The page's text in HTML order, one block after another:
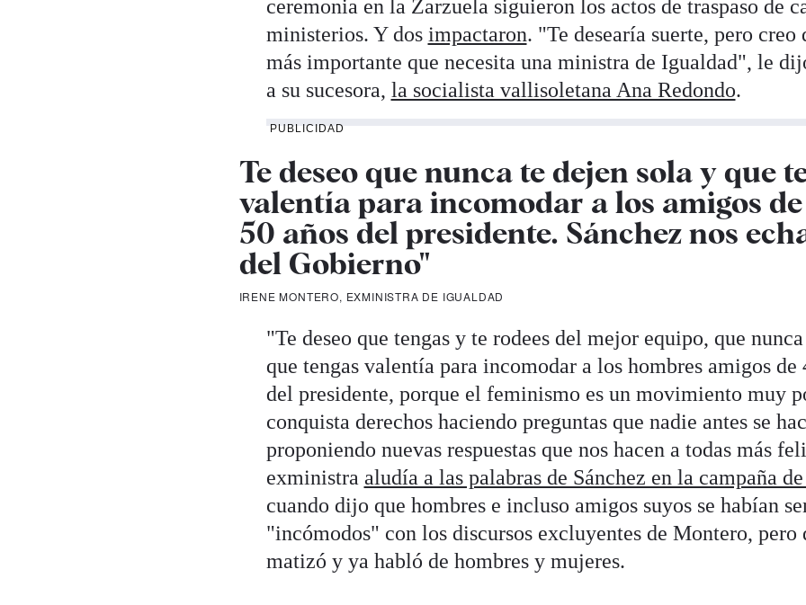
ceremonia en la Zarzuela siguieron los actos de traspaso de
ministerios. Y dos impactaron. "Te desearía suerte, pero creo
más importante que necesita una ministra de Igualdad", le
a su sucesora, la socialista vallisoletana Ana Redondo.
PUBLICIDAD
Te deseo que nunca te dejen sola y que
valentía para incomodar a los amigos
50 años del presidente. Sánchez nos
del Gobierno"
IRENE MONTERO, EXMINISTRA DE IGUALDAD
"Te deseo que tengas y te rodees del mejor equipo, que
que tengas valentía para incomodar a los hombres amigos de
del presidente, porque el feminismo es un movimiento muy
conquista derechos haciendo preguntas que nadie antes se
proponiendo nuevas respuestas que nos hacen a todas más
exministra aludía a las palabras de Sánchez en la campaña
cuando dijo que hombres e incluso amigos suyos se habían
"incómodos" con los discursos excluyentes de Montero, pero
matizó y ya habló de hombres y mujeres.